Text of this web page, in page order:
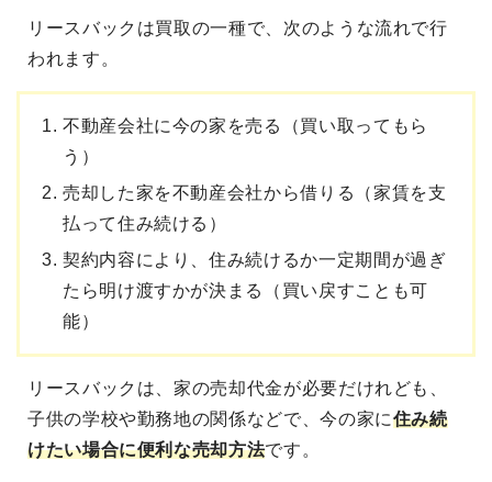
リースバックは買取の一種で、次のような流れで行
われます。
不動産会社に今の家を売る（買い取ってもら
う）
売却した家を不動産会社から借りる（家賃を支
払って住み続ける）
契約内容により、住み続けるか一定期間が過ぎ
たら明け渡すかが決まる（買い戻すことも可
能）
リースバックは、家の売却代金が必要だけれども、
子供の学校や勤務地の関係などで、今の家に住み続
けたい場合に便利な売却方法です。